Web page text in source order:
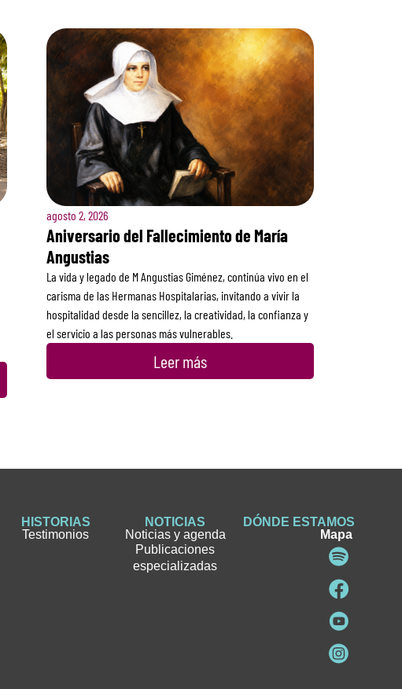
agosto 2, 2026
Aniversario del Fallecimiento de María
Angustias
La vida y legado de M Angustias Giménez, continúa vivo en el
carisma de las Hermanas Hospitalarias, invitando a vivir la
hospitalidad desde la sencillez, la creatividad, la confianza y
el servicio a las personas más vulnerables.
Leer más
HISTORIAS
Testimonios
NOTICIAS
Noticias y agenda
Publicaciones
especializadas
DÓNDE ESTAMOS
Mapa